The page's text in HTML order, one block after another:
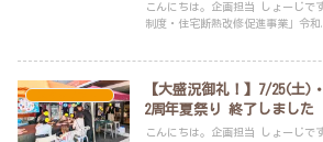
こんにちは。企画担当 しょーじです。 「市川市あんしん住
制度・住宅断熱改修促進事業」令和
【大盛況御礼！】7/25(土)
2周年夏祭り 終了しました
こんにちは。企画担当 しょーじです。 ご報告が遅くなり